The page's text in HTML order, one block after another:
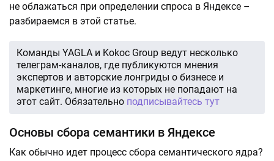
не облажаться при определении спроса в Яндексе –
разбираемся в этой статье.
Команды YAGLA и Kokoc Group ведут несколько
телеграм-каналов, где публикуются мнения
экспертов и авторские лонгриды о бизнесе и
маркетинге, многие из которых не попадают на
этот сайт. Обязательно подписывайтесь тут
Основы сбора семантики в Яндексе
Как обычно идет процесс сбора семантического ядра?